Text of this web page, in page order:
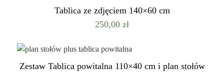
Tablica ze zdjęciem 140×60 cm
250,00 zł
Zestaw Tablica powitalna 110×40 cm i plan stołów